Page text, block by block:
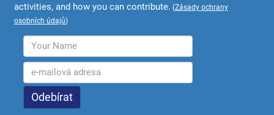
activities, and how you can contribute. (Zásady ochrany
osobních údajů)